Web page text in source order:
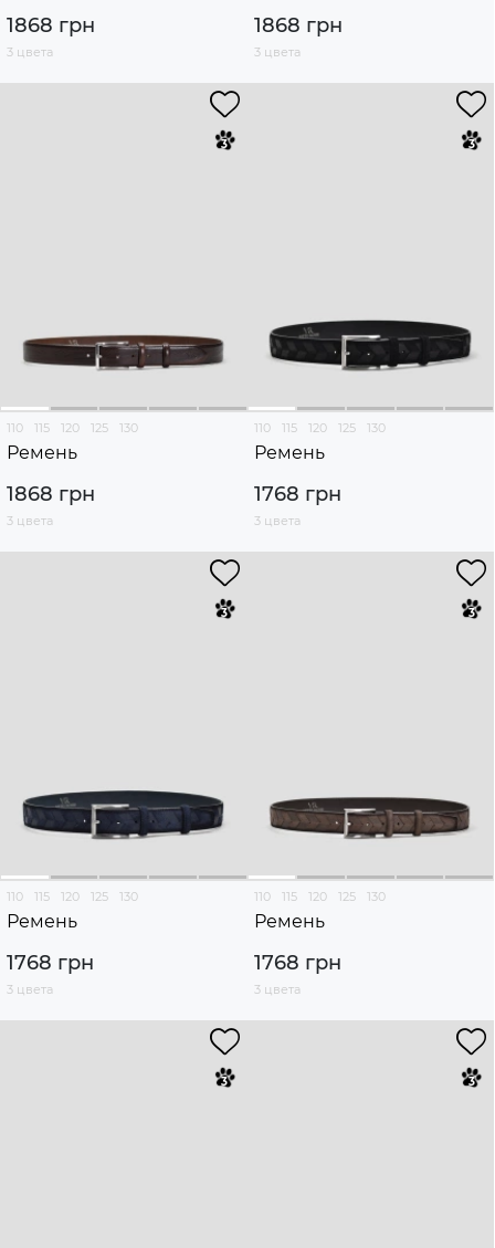
1868 грн
3 цвета
1868 грн
3 цвета
110 115 120 125 130
Ремень
1868 грн
3 цвета
110 115 120 125 130
Ремень
1768 грн
3 цвета
110 115 120 125 130
Ремень
1768 грн
3 цвета
110 115 120 125 130
Ремень
1768 грн
3 цвета